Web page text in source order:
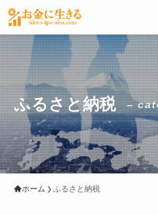
ふるさと納税 –
ホーム ふるさと納税